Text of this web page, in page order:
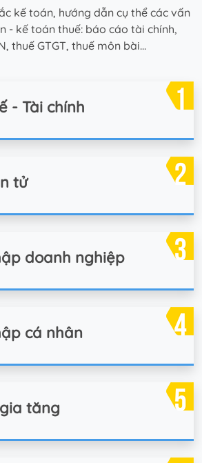
kế toán, hướng dẫn cụ thể các vấn
- kế toán thuế: báo cáo tài chính,
thuế GTGT, thuế môn bài...
- Tài chính
tử
doanh nghiệp
cá nhân
tăng